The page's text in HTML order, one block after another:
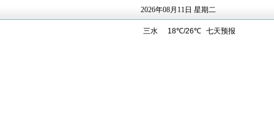
2026年08月11日 星期二